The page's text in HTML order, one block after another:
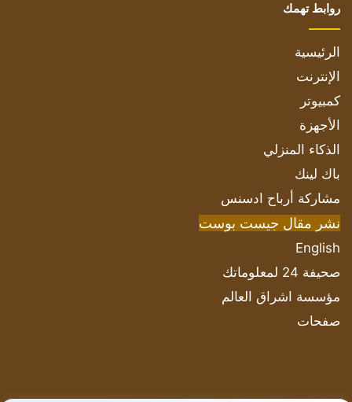
روابط تهمك
الرئيسية
الإنترنت
كمبيوتر
الأجهزة
الذكاء المنزلي
باك لينك
مشاركة أرباح ادسنس
نشر مقال جيست بوست
English
صحيفة 24 لمعلوماتك
مؤسسة اشراق العالم
صفحات